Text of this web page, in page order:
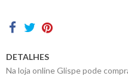
DETALHES
Na loja online Glispe pode